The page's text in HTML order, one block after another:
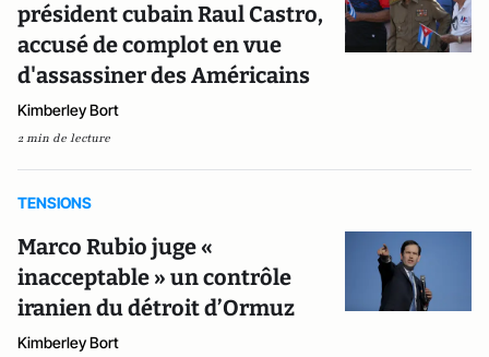
président cubain Raul Castro,
accusé de complot en vue
d'assassiner des Américains
Kimberley Bort
2 min de lecture
TENSIONS
Marco Rubio juge «
inacceptable » un contrôle
iranien du détroit d’Ormuz
Kimberley Bort